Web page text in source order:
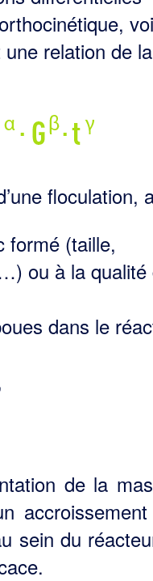
relation de la
floculation,
formé (taille,
ou à la qualité
dans le
de la
sein du